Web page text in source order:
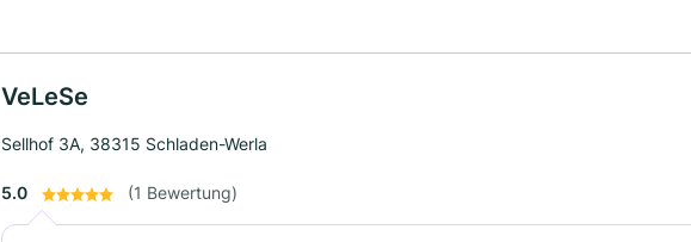
VeLeSe
Sellhof 3A, 38315 Schladen-Werla
5.0 (1 Bewertung)